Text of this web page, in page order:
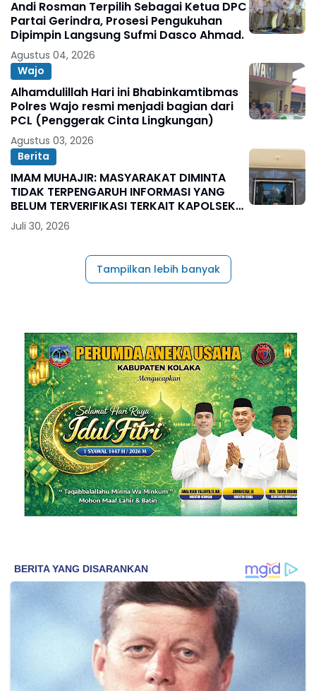
Andi Rosman Terpilih Sebagai Ketua DPC
Partai Gerindra, Prosesi Pengukuhan
Dipimpin Langsung Sufmi Dasco Ahmad.
Agustus 04, 2026
Wajo
Alhamdulillah Hari ini Bhabinkamtibmas
Polres Wajo resmi menjadi bagian dari
PCL (Penggerak Cinta Lingkungan)
Agustus 03, 2026
Berita
IMAM MUHAJIR: MASYARAKAT DIMINTA
TIDAK TERPENGARUH INFORMASI YANG
BELUM TERVERIFIKASI TERKAIT KAPOLSEK
BOLO
Juli 30, 2026
Tampilkan lebih banyak